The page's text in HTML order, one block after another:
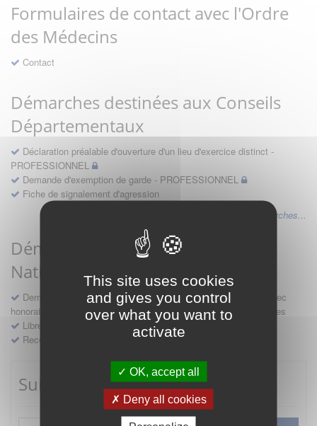
This site uses cookies
and gives you control
over what you want to
activate
OK, accept all
Deny all cookies
Formulaires de contact avec l'Ordre
des Médecins
Contact
Démarches destinées aux Conseils
Départementaux
Déclaration préalable d'ouverture d'un lieu d'exercice distinct -
PROFESSIONNEL
Demande d'exemption de garde - PROFESSIONNEL
Fiche de signalement d'agression
Voir les autres démarches...
Démarches destinées au Conseil
National
Demande d'avis en hospitalité, en études, des conventions avec
honoraires et des demandes diverses formulées par les entreprises
Libre prestation de services
Recours
Suivre mes démarches